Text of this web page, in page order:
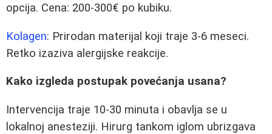
opcija. Cena: 200-300€ po kubiku.
Kolagen: Prirodan materijal koji traje 3-6 meseci.
Retko izaziva alergijske reakcije.
Kako izgleda postupak povećanja usana?
Intervencija traje 10-30 minuta i obavlja se u
lokalnoj anesteziji. Hirurg tankom iglom ubrizgava